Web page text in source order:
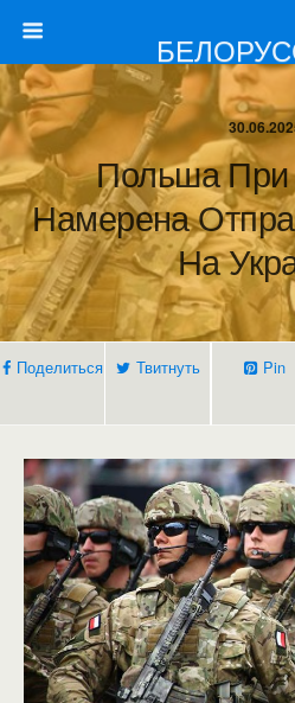
Польша При
Намерена
На
Поделиться Твитнуть Pin